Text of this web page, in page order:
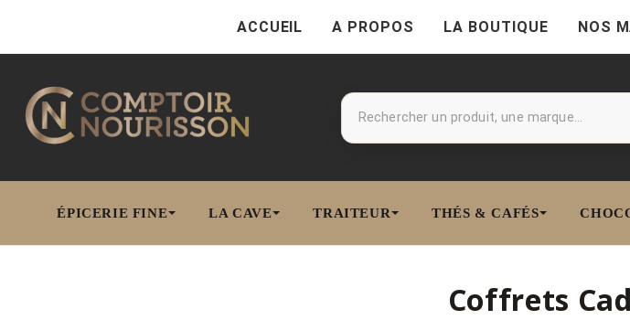
ACCUEIL A PROPOS LA BOUTIQUE NOS
ÉPICERIE FINE LA CAVE TRAITEUR THÉS & CAFÉS
Coffrets